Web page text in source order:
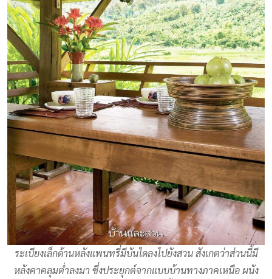
ระเบียงเล็กด้านหลังแพนทรี่มีบันไดลงไปยังสวน สังเกตว่าส่วนนี้มี
หลังคาคลุมต่ำลงมา ซึ่งประยุกต์จากแบบบ้านทางภาคเหนือ ผนัง